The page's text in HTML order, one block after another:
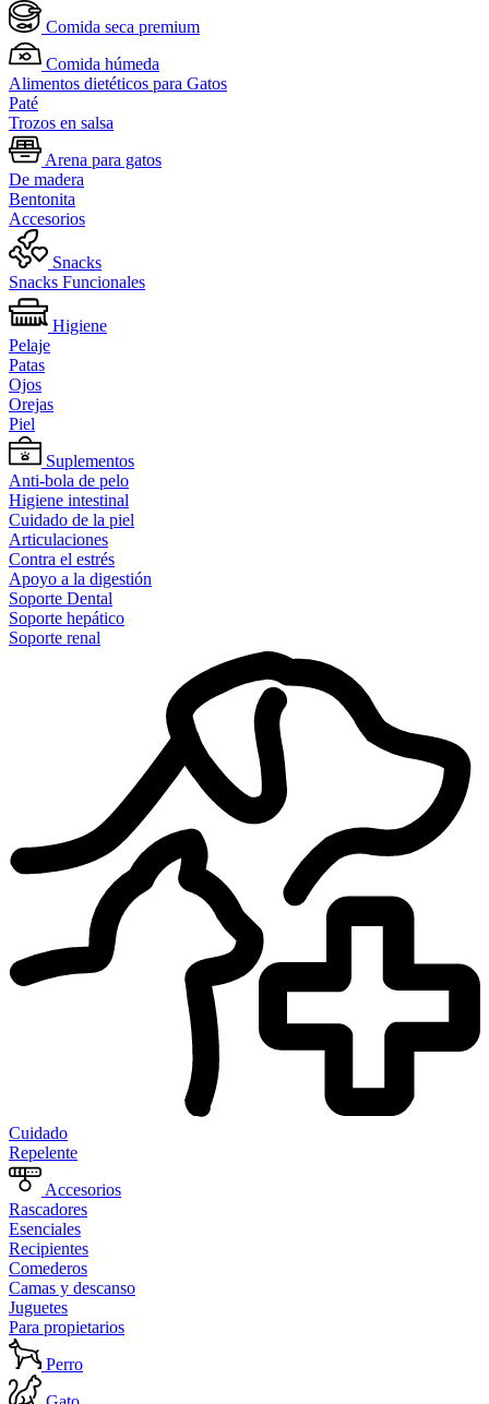
Comida seca premium
Comida húmeda
Alimentos dietéticos para Gatos
Paté
Trozos en salsa
Arena para gatos
De madera
Bentonita
Accesorios
Snacks
Snacks Funcionales
Higiene
Pelaje
Patas
Ojos
Orejas
Piel
Suplementos
Anti-bola de pelo
Higiene intestinal
Cuidado de la piel
Articulaciones
Contra el estrés
Apoyo a la digestión
Soporte Dental
Soporte hepático
Soporte renal
Cuidado
Repelente
Accesorios
Rascadores
Esenciales
Recipientes
Comederos
Camas y descanso
Juguetes
Para propietarios
Perro